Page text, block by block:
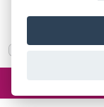
«Articolo